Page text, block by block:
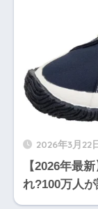
2026年3月22
【2026年最
れ?100万人